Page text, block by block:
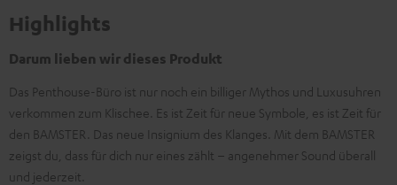
Highlights
Darum lieben wir dieses Produkt
Das Penthouse-Büro ist nur noch ein billiger Mythos und Luxusuhren
verkommen zum Klischee. Es ist Zeit für neue Symbole, es ist Zeit für
den BAMSTER. Das neue Insignium des Klanges. Mit dem BAMSTER
zeigst du, dass für dich nur eines zählt – angenehmer Sound überall
und jederzeit.